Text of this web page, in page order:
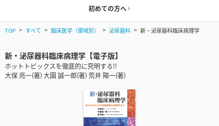
初めての方へ
TOP すべて 臨床医学（領域別） 泌尿器科 新・泌尿器科臨床病理学
新・泌尿器科臨床病理学【電子版】
ホットトピックスを徹底的に究明する!!
大保 亮一(著) 大園 誠一郎(著) 荒井 陽一(著)